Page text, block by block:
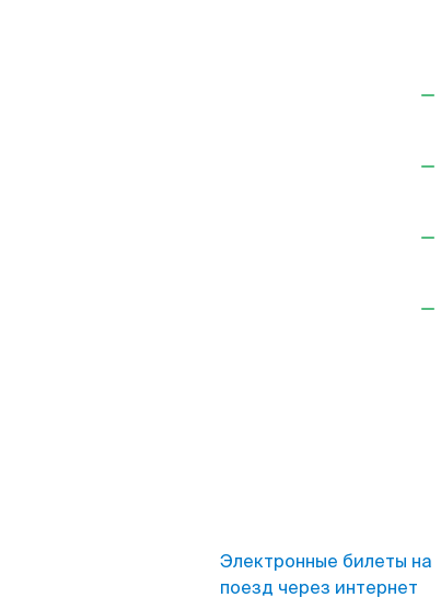
Электронные билеты на
поезд через интернет